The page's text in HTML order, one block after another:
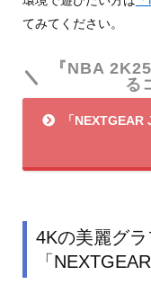
てみてください。
『NBA
る
「
4Kの美麗グ
「